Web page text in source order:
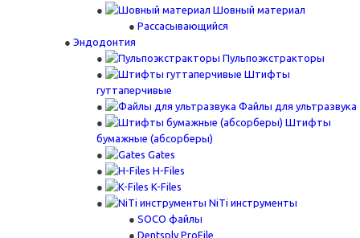
Шовный материал
Рассасывающийся
Эндодонтия
Пульпоэкстракторы
Штифты
гуттаперчивые
Файлы для ультразвука
Штифты
бумажные (абсорберы)
Gates
H-Files
K-Files
NiTi инструменты
SOCO файлы
Dentsply ProFile